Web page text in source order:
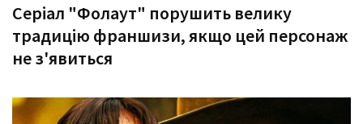
Серіал "Фолаут" порушить велику
традицію франшизи, якщо цей персонаж
не з'явиться